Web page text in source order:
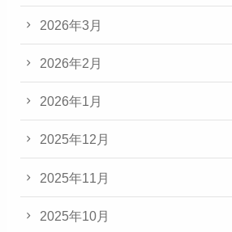
2026年3月
2026年2月
2026年1月
2025年12月
2025年11月
2025年10月